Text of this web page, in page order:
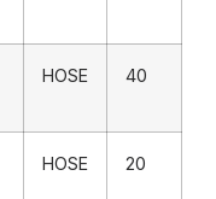
HOSE 40
HOSE 20